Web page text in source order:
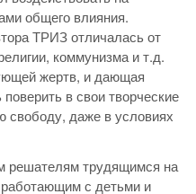
общего влияния.
ТРИЗ отличалась от
коммунизма и т.д.
жертв, и дающая
в свои творческие
свободу, даже в условиях
решателям трудящимся на
работающим с детьми и